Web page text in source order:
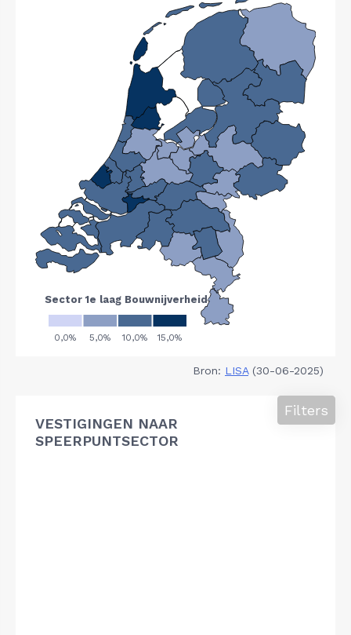
Bron: LISA(30-06-2025)
VESTIGINGEN NAAR
SPEERPUNTSECTOR
Filters